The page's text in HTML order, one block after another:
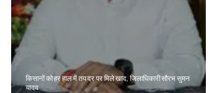
किसानों को हर हाल में तय दर पर मिले खाद, जिलाधिकारी सौरभ सुमन
यादव